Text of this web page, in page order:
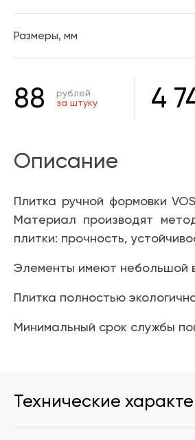
Размеры, мм
88
рублей
за штуку
4
Описание
Плитка ручной формовки
Материал производят
плитки: прочность,
Элементы имеют небольшой
Плитка полностью
Минимальный срок службы
Технические